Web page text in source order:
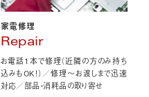
家電修理
Repair
お電話1本で修理（近隣の方のみ持ち
込みもOK！）／修理〜お渡しまで迅速
対応／部品・消耗品の取り寄せ